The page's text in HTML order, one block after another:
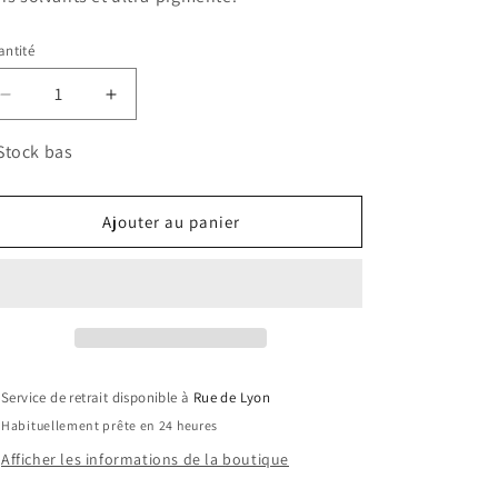
Réduire
la
quantité
The
Polish
Augmenter
la
The
Gel
Polish
bas
Ajouter au panier
Service de retrait disponible à Rue de Lyon
Habituellement prête en 24 heures
Afficher les informations de la boutique